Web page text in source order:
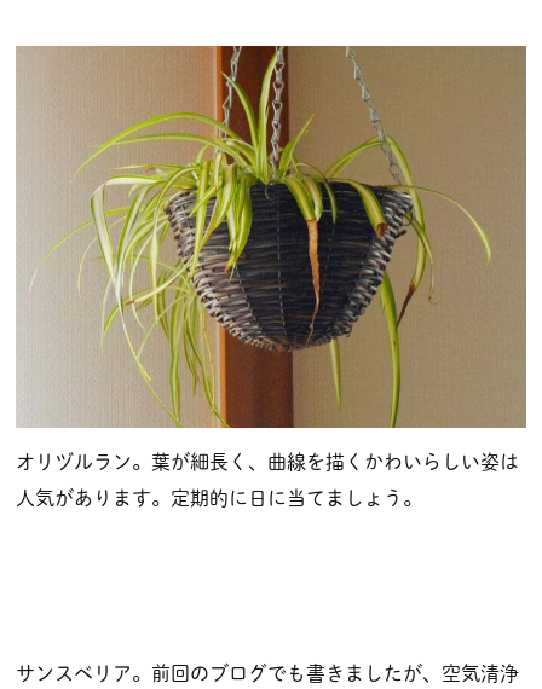
オリヅルラン。葉が細長く、曲線を描くかわいらしい姿は
人気があります。定期的に日に当てましょう。
サンスベリア。前回のブログでも書きましたが、空気清浄